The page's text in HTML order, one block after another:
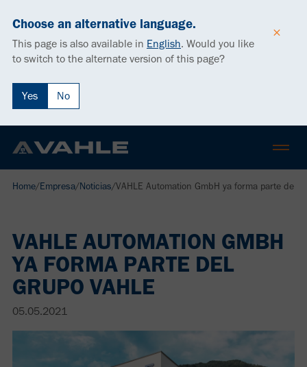
Choose an alternative language.
This page is also available in English. Would you like
to switch to the alternate version of this page?
Yes No
Home/Empresa/Noticias/VAHLE Automation GmbH ya forma parte del
VAHLE AUTOMATION GMBH
YA FORMA PARTE DEL
GRUPO VAHLE
05.05.2021